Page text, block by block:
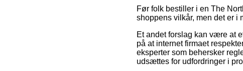
Før folk bestiller i en The
shoppens vilkår, men det er
Et andet forslag kan være at
på at internet firmaet
eksperter som behersker
udsættes for udfordringer i